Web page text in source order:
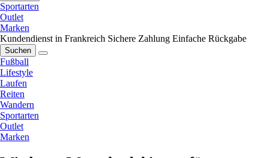
Sportarten
Outlet
Marken
Kundendienst in Frankreich Sichere Zahlung Einfache Rückgabe
Suchen
Fußball
Lifestyle
Laufen
Reiten
Wandern
Sportarten
Outlet
Marken